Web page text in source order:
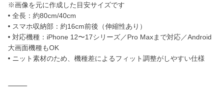
※画像を元に作成した目安サイズです
• 全長：約80cm/40cm
• スマホ収納部：約16cm前後（伸縮性あり）
• 対応機種：iPhone 12〜17シリーズ／Pro Maxまで対応／Android
大画面機種もOK
• ニット素材のため、機種差によるフィット調整がしやすい仕様
⸻